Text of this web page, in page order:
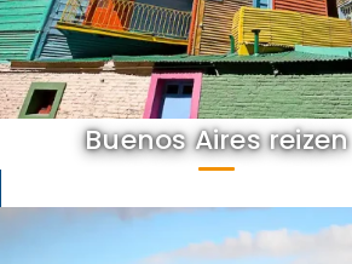
Buenos Aires reizen